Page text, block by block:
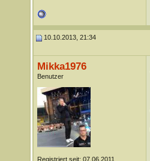
10.10.2013, 21:34
Mikka1976
Benutzer
Registriert seit: 07.06.2011